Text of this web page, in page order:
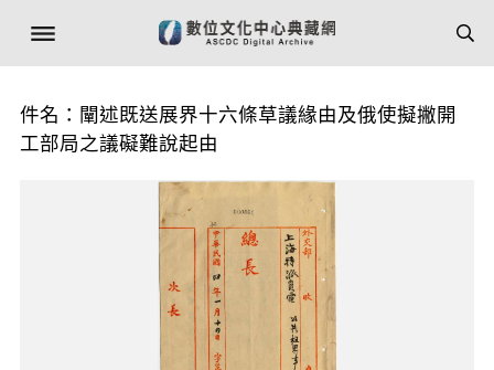
件名：闡述既送展界十六條草議緣由及俄使擬撇開
工部局之議礙難說起由